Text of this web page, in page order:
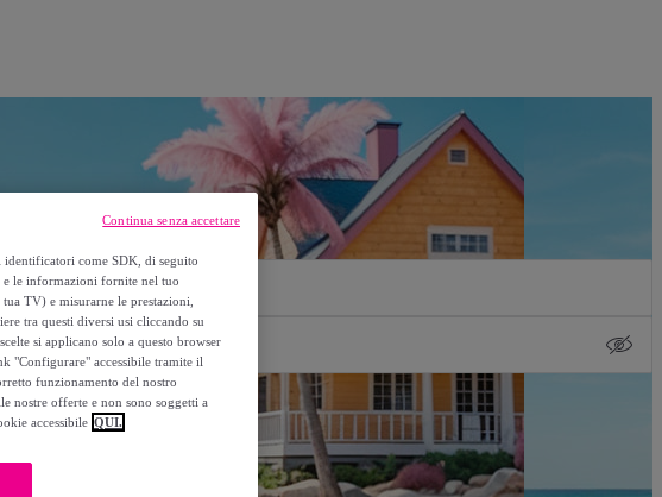
identificatori come SDK, di seguito
le informazioni fornite nel tuo
TV) e misurarne le prestazioni,
tra questi diversi usi cliccando su
si applicano solo a questo browser
"Configurare" accessibile tramite il
funzionamento del nostro
nostre offerte e non sono soggetti a
accessibile QUI.
Continua senza accettare